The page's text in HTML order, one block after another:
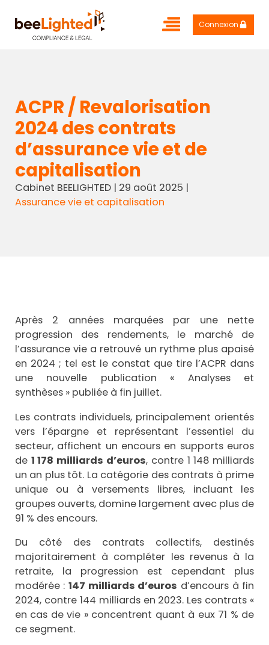
Connexion
ACPR / Revalorisation
2024 des contrats
d’assurance vie et de
capitalisation
Cabinet BEELIGHTED| 29 août 2025 |
Assurance vie et capitalisation
Après 2 années marquées par une nette
progression des rendements, le marché de
l’assurance vie a retrouvé un rythme plus apaisé
en 2024 ; tel est le constat que tire l’ACPR dans
une nouvelle publication « Analyses et
synthèses » publiée à fin juillet.
Les contrats individuels, principalement orientés
vers l’épargne et représentant l’essentiel du
secteur, affichent un encours en supports euros
de 1 178 milliards d’euros, contre 1 148 milliards
un an plus tôt. La catégorie des contrats à prime
unique ou à versements libres, incluant les
groupes ouverts, domine largement avec plus de
91 % des encours.
Du côté des contrats collectifs, destinés
majoritairement à compléter les revenus à la
retraite, la progression est cependant plus
modérée :147 milliards d’euros d’encours à fin
2024, contre 144 milliards en 2023. Les contrats «
en cas de vie » concentrent quant à eux 71 % de
ce segment.